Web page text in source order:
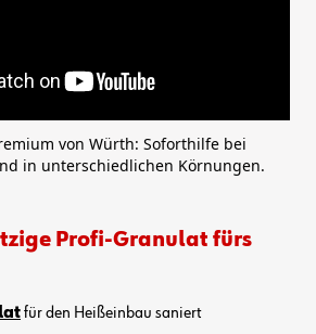
von Würth: Soforthilfe bei
in unterschiedlichen Körnungen.
Profi-Granulat fürs
für den Heißeinbau saniert